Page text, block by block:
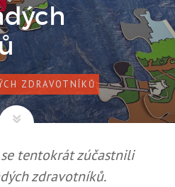
ZDRAVOTNÍKŮ
tentokrát zúčastnili
zdravotníků.